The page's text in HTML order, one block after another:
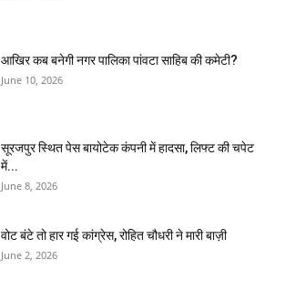
आखिर कब बनेगी नगर पालिका पांवटा साहिब की कमेटी?
June 10, 2026
सूरजपुर स्थित पेस बायोटेक कंपनी में हादसा, लिफ्ट की चपेट
में...
June 8, 2026
वोट बंटे तो हार गई कांग्रेस, रोहित चौधरी ने मारी बाज़ी
June 2, 2026